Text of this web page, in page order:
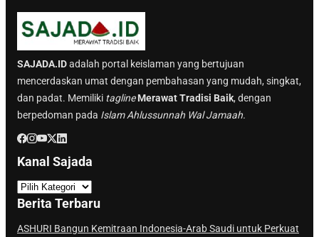
SAJADA.IDadalah portal keislaman yang bertujuan
mencerdaskan umat dengan pembahasan yang mudah, singkat,
dan padat. Memiliki tagline Merawat Tradisi Baik, dengan
berpedoman pada Islam Ahlussunnah Wal Jamaah.
Kanal Sajada
a
n
a
Berita Terbaru
ASHURI Bangun Kemitraan Indonesia-Arab Saudi untuk Perkuat